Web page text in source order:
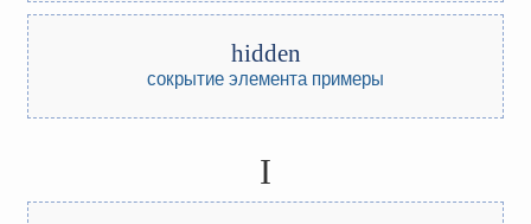
hidden
сокрытие элемента примеры
I